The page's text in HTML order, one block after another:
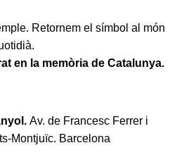
Retornem el símbol al món
en la memòria de Catalunya.
Av. de Francesc Ferrer i
Montjuïc. Barcelona